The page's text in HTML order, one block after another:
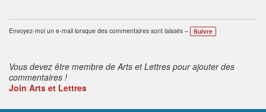
Envoyez-moi un e-mail lorsque des commentaires sont laissés – Suivre
Vous devez être membre de Arts et Lettres pour ajouter des
commentaires !
Join Arts et Lettres